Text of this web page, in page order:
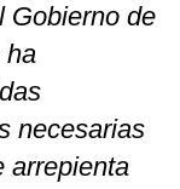
Gobierno de
ha
necesarias
arrepienta